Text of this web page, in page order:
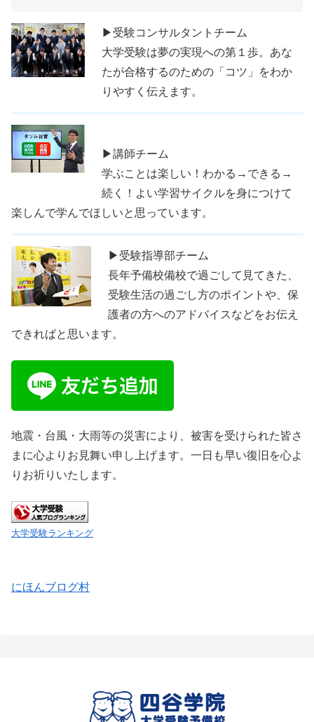
▶受験コンサルタントチーム
大学受験は夢の実現への第１歩。あな
たが合格するのための「コツ」をわか
りやすく伝えます。
▶講師チーム
学ぶことは楽しい！わかる→できる→
続く！よい学習サイクルを身につけて
楽しんで学んでほしいと思っています。
▶受験指導部チーム
長年予備校備校で過ごして見てきた、
受験生活の過ごし方のポイントや、保
護者の方へのアドバイスなどをお伝え
できればと思います。
地震・台風・大雨等の災害により、被害を受けられた皆さ
まに心よりお見舞い申し上げます。一日も早い復旧を心よ
りお祈りいたします。
大学受験ランキング
にほんブログ村